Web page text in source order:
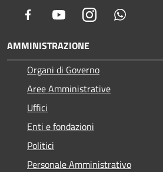
Facebook YoutubeInstagram
AMMINISTRAZIONE
Organi di Governo
Aree Amministrative
Uffici
Enti e fondazioni
Politici
Personale Amministrativo